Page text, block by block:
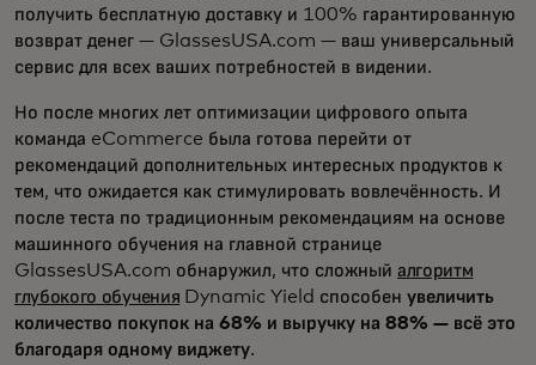
получить бесплатную доставку и 100% гарантированную
возврат денег — GlassesUSA.com — ваш универсальный
сервис для всех ваших потребностей в видении.
Но после многих лет оптимизации цифрового опыта
команда eCommerce была готова перейти от
рекомендаций дополнительных интересных продуктов к
тем, что ожидается как стимулировать вовлечённость. И
после теста по традиционным рекомендациям на основе
машинного обучения на главной странице
GlassesUSA.com обнаружил, что сложный алгоритм
глубокого обучения Dynamic Yield способенувеличить
количество покупок на 68% и выручку на 88% — всё это
благодаря одному виджету.